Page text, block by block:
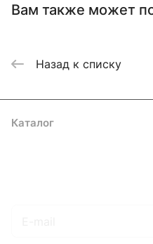
Вам также может
Назад к списку
Каталог